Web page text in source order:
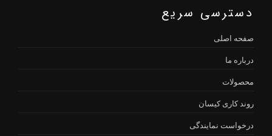
دسترسی سریع
صفحه اصلی
درباره ما
محصولات
روند کاری کیسان
درخواست نمایندگی